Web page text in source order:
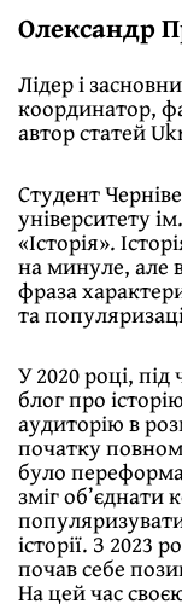
Олександр
Лідер і
координатор,
автор статей
Студент
університету
«Історія».
на минуле, але
фраза
та
У 2020 році,
блог про
аудиторію в
початку
було
зміг об’єднати
історії. З 2023
почав себе
На цей час